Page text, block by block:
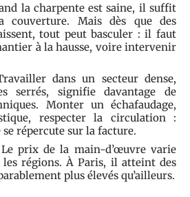
la charpente est saine, il suffit
couverture. Mais dès que des
tout peut basculer : il faut
à la hausse, voire intervenir
dans un secteur dense,
serrés, signifie davantage de
Monter un échafaudage,
respecter la circulation :
répercute sur la facture.
prix de la main-d’œuvre varie
régions. À Paris, il atteint des
plus élevés qu’ailleurs.